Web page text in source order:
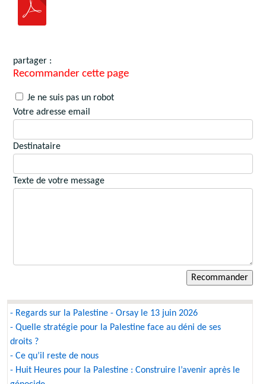
partager :
Recommander cette page
Je ne suis pas un robot
Votre adresse email
Destinataire
Texte de votre message
- Regards sur la Palestine - Orsay le 13 juin 2026
- Quelle stratégie pour la Palestine face au déni de ses
droits ?
- Ce qu’il reste de nous
- Huit Heures pour la Palestine : Construire l’avenir après le